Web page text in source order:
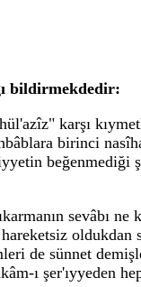
bildirmekdedir:
karşı
birinci
beğenmediği
sevâbı
oldukdan
de sünnet
ı şer'ıyyeden